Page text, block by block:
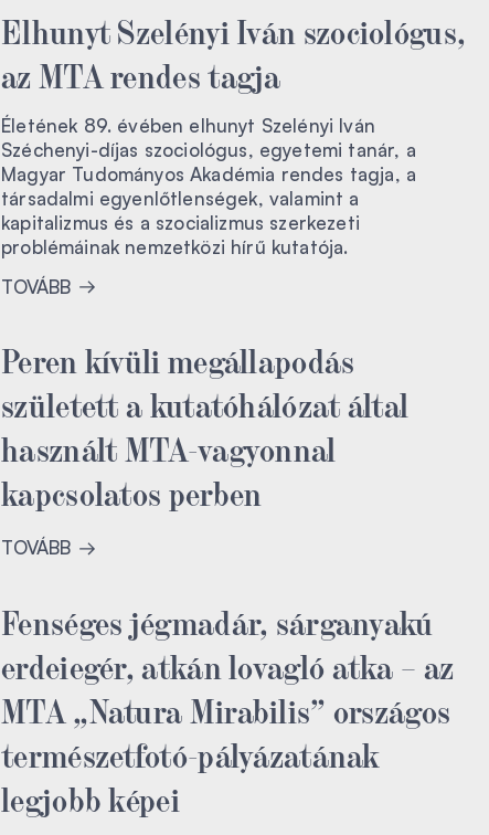
Elhunyt Szelényi Iván szociológus,
az MTA rendes tagja
Életének 89. évében elhunyt Szelényi Iván
Széchenyi-díjas szociológus, egyetemi tanár, a
Magyar Tudományos Akadémia rendes tagja, a
társadalmi egyenlőtlenségek, valamint a
kapitalizmus és a szocializmus szerkezeti
problémáinak nemzetközi hírű kutatója.
TOVÁBB
Peren kívüli megállapodás
született a kutatóhálózat által
használt MTA-vagyonnal
kapcsolatos perben
TOVÁBB
Fenséges jégmadár, sárganyakú
erdeiegér, atkán lovagló atka – az
MTA „Natura Mirabilis” országos
természetfotó-pályázatának
legjobb képei